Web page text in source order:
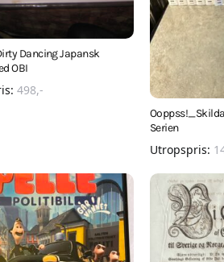
Dancing Japansk
OBI
498,-
Serien
Utropspris: